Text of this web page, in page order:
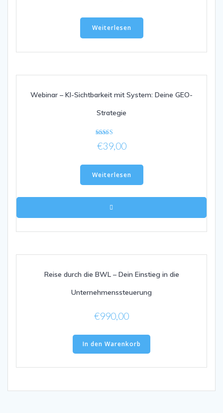
Weiterlesen
Webinar – KI-Sichtbarkeit mit System: Deine GEO-
Strategie
Bewertet mit
5.00
von 5
€39,00
Weiterlesen
Reise durch die BWL – Dein Einstieg in die
Unternehmenssteuerung
€990,00
In den Warenkorb